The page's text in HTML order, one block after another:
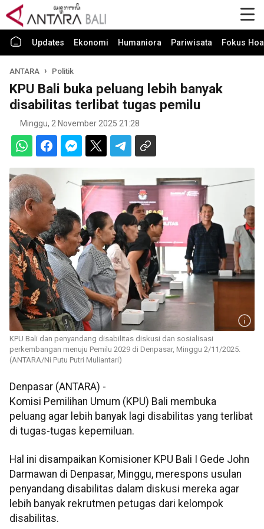
Updates Ekonomi Humaniora Pariwisata Fokus
ANTARA Politik
KPU Bali buka peluang lebih banyak
disabilitas terlibat tugas pemilu
Minggu, 2 November 2025 21:28
KPU Bali dan penyandang disabilitas diskusi dan sosialisasi
perkembangan menuju Pemilu 2029 di Denpasar, Minggu 2/11/2025.
(ANTARA/Ni Putu Putri Muliantari)
Denpasar (ANTARA) -
Komisi Pemilihan Umum (KPU) Bali membuka
peluang agar lebih banyak lagi disabilitas yang terlibat
di tugas-tugas kepemiluan.
Hal ini disampaikan Komisioner KPU Bali I Gede John
Darmawan di Denpasar, Minggu, merespons usulan
penyandang disabilitas dalam diskusi mereka agar
lebih banyak rekrutmen petugas dari kelompok
disabilitas.